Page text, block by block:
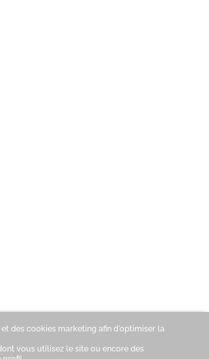
des cookies marketing afin d'optimiser la
vous utilisez le site ou encore des